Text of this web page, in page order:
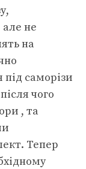
не
на
саморізи
чого
, та
Тепер